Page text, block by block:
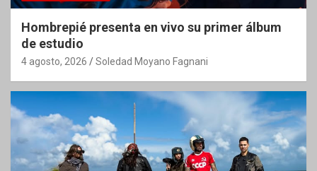
Hombrepié presenta en vivo su primer álbum
de estudio
4 agosto, 2026 Soledad Moyano Fagnani